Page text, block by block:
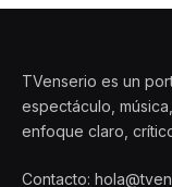
TVenserio es un
espectáculo,
enfoque claro,
Contacto: